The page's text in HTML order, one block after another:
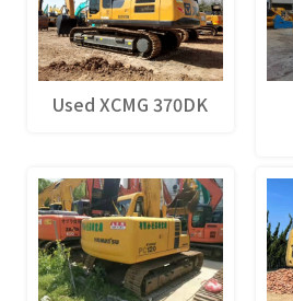
Used XCMG 370DK